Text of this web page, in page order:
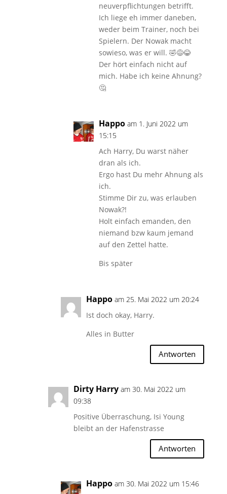
neuverpflichtungen betrifft.
Ich liege eh immer daneben,
weder beim Trainer, noch bei
Spielern. Der Nowak macht
sowieso, was er will. 🤣😅😂
Der hört einfach nicht auf
mich. Habe ich keine Ahnung?
🤔
Happo am 1. Juni 2022 um
15:15
Ach Harry, Du warst näher
dran als ich.
Ergo hast Du mehr Ahnung als
ich.
Stimme Dir zu, was erlauben
Nowak?!
Holt einfach emanden, den
niemand bzw kaum jemand
auf den Zettel hatte.
Bis später
Happo am 25. Mai 2022 um 20:24
Ist doch okay, Harry.
Alles in Butter
Antworten
Dirty Harry am 30. Mai 2022 um
09:38
Positive Überraschung, Isi Young
bleibt an der Hafenstrasse
Antworten
Happo am 30. Mai 2022 um 15:46